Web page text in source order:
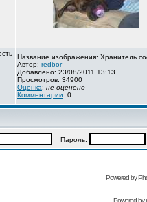
Название изображения: Хранитель
Автор: redbor
Добавлено: 23/08/2011 13:13
Просмотров: 34900
Оценка: не оценено
Комментарии: 0
Пароль:
Powered by
Powered by